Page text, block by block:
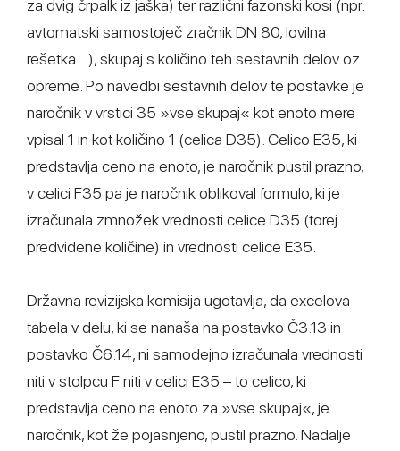
za dvig črpalk iz jaška) ter različni fazonski kosi (npr.
avtomatski samostoječ zračnik DN 80, lovilna
rešetka…), skupaj s količino teh sestavnih delov oz.
opreme. Po navedbi sestavnih delov te postavke je
naročnik v vrstici 35 »vse skupaj« kot enoto mere
vpisal 1 in kot količino 1 (celica D35). Celico E35, ki
predstavlja ceno na enoto, je naročnik pustil prazno,
v celici F35 pa je naročnik oblikoval formulo, ki je
izračunala zmnožek vrednosti celice D35 (torej
predvidene količine) in vrednosti celice E35.
Državna revizijska komisija ugotavlja, da excelova
tabela v delu, ki se nanaša na postavko Č3.13 in
postavko Č6.14, ni samodejno izračunala vrednosti
niti v stolpcu F niti v celici E35 – to celico, ki
predstavlja ceno na enoto za »vse skupaj«, je
naročnik, kot že pojasnjeno, pustil prazno. Nadalje